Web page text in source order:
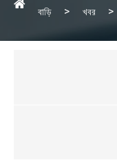
বাড়ি খবর